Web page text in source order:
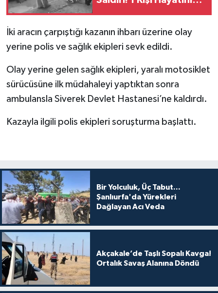
İki aracın çarpıştığı kazanın ihbarı üzerine olay
yerine polis ve sağlık ekipleri sevk edildi.
Olay yerine gelen sağlık ekipleri, yaralı motosiklet
sürücüsüne ilk müdahaleyi yaptıktan sonra
ambulansla Siverek Devlet Hastanesi’ne kaldırdı.
Kazayla ilgili polis ekipleri soruşturma başlattı.
Bir Yolculuk, Üç Tabut...
Şanlıurfa'da Yürekleri
Dağlayan Acı Veda
Akçakale’de Taşlı Sopalı Kavga!
Ortalık Savaş Alanına Döndü